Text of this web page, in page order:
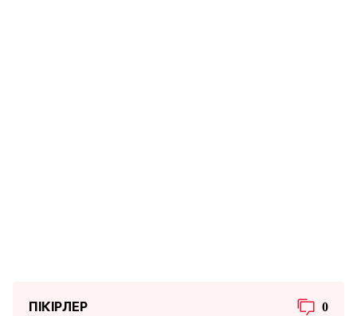
ПІКІРЛЕР 0